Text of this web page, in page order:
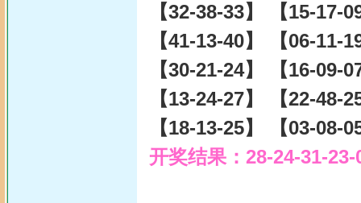
【32-38-33】 【15-17-
【41-13-40】 【06-11-
【30-21-24】 【16-09-
【13-24-27】 【22-48-
【18-13-25】 【03-08-
开奖结果：28-24-31-